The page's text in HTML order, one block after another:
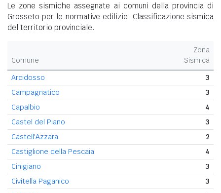
Le zone sismiche assegnate ai comuni della provincia di
Grosseto per le normative edilizie. Classificazione sismica
del territorio provinciale.
Comune
Zona
Sismica
Arcidosso
3
Campagnatico
3
Capalbio
4
Castel del Piano
3
Castell'Azzara
2
Castiglione della Pescaia
4
Cinigiano
3
Civitella Paganico
3